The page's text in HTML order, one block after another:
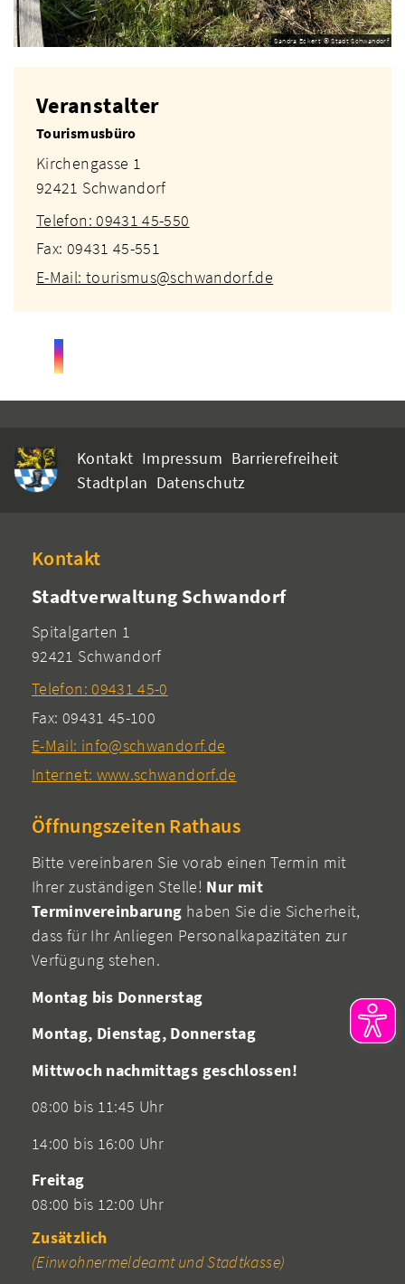
Sandra Eckert © Stadt Schwandorf
Veranstalter
Tourismusbüro
Kirchengasse 1
92421 Schwandorf
Telefon: 09431 45-550
Fax: 09431 45-551
E-Mail: tourismus@schwandorf.de
Kontakt Impressum Barrierefreiheit
Stadtplan Datenschutz
Kontakt
Stadtverwaltung Schwandorf
Spitalgarten 1
92421 Schwandorf
Telefon: 09431 45-0
Fax: 09431 45-100
E-Mail: info@schwandorf.de
Internet: www.schwandorf.de
Öffnungszeiten Rathaus
Bitte vereinbaren Sie vorab einen Termin mit
Ihrer zuständigen Stelle! Nur mit
Terminvereinbarung haben Sie die Sicherheit,
dass für Ihr Anliegen Personalkapazitäten zur
Verfügung stehen.
Montag bis Donnerstag
Montag, Dienstag, Donnerstag
Mittwoch nachmittags geschlossen!
08:00 bis 11:45 Uhr
14:00 bis 16:00 Uhr
Freitag
08:00 bis 12:00 Uhr
Zusätzlich
(Einwohnermeldeamt und Stadtkasse)